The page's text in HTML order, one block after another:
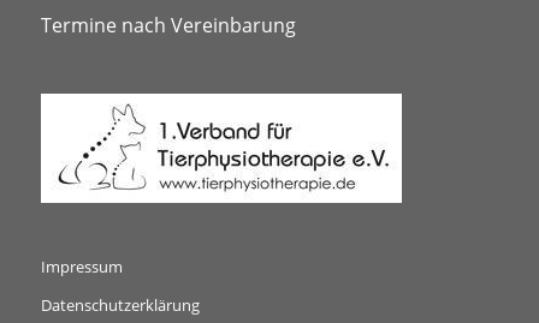
Termine nach Vereinbarung
Impressum
Datenschutzerklärung